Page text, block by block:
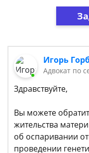
Игорь
Адвокат по
Здравствуйте,
Вы можете
жительства
об оспаривании
проведении